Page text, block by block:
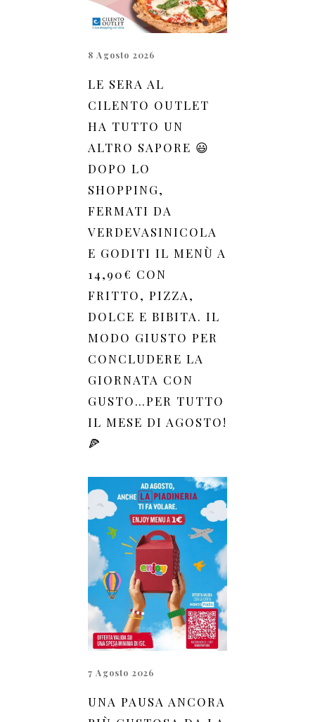
8 Agosto 2026
LE SERA AL
CILENTO OUTLET
HA TUTTO UN
ALTRO SAPORE 😃
DOPO LO
SHOPPING,
FERMATI DA
VERDEVASINICOLA
E GODITI IL MENÙ A
14,90€ CON
FRITTO, PIZZA,
DOLCE E BIBITA. IL
MODO GIUSTO PER
CONCLUDERE LA
GIORNATA CON
GUSTO…PER TUTTO
IL MESE DI AGOSTO!
🍕
7 Agosto 2026
UNA PAUSA ANCORA